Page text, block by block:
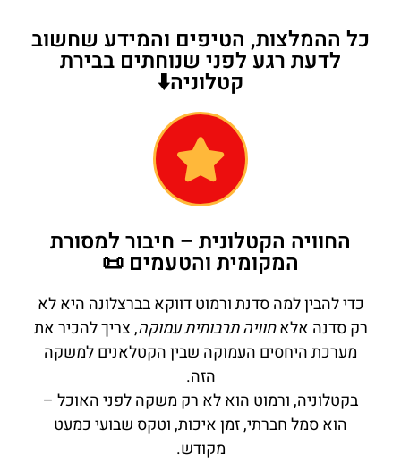
כל ההמלצות, הטיפים והמידע שחשוב
לדעת רגע לפני שנוחתים בבירת
קטלוניה⬇️
החוויה הקטלונית – חיבור למסורת
המקומית והטעמים 📜
כדי להבין למה סדנת ורמוט דווקא בברצלונה היא לא
רק סדנה אלאחוויה תרבותית עמוקה, צריך להכיר את
מערכת היחסים העמוקה שבין הקטלאנים למשקה
הזה.
בקטלוניה, ורמוט הוא לא רק משקה לפני האוכל –
הוא סמל חברתי, זמן איכות, וטקס שבועי כמעט
מקודש.